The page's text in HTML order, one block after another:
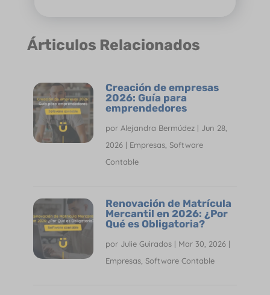
Árticulos Relacionados
Creación de empresas
2026: Guía para
emprendedores
por Alejandra Bermúdez| Jun 28,
2026| Empresas, Software
Contable
Renovación de Matrícula
Mercantil en 2026: ¿Por
Qué es Obligatoria?
por Julie Guirados| Mar 30, 2026|
Empresas, Software Contable